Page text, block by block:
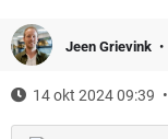
Jeen Grievink
14 okt 2024 09:39